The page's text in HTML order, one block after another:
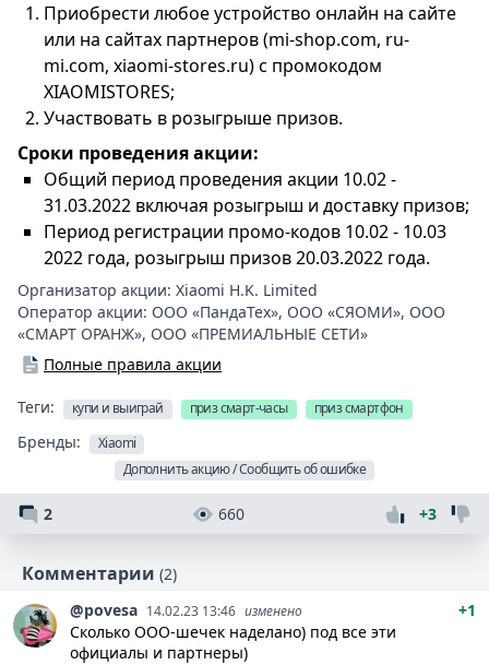
Приобрести любое устройство онлайн на сайте
или на сайтах партнеров (mi-shop.com, ru-
mi.com, xiaomi-stores.ru) с промокодом
XIAOMISTORES;
Участвовать в розыгрыше призов.
Сроки проведения акции:
Общий период проведения акции 10.02 -
31.03.2022 включая розыгрыш и доставку призов;
Период регистрации промо-кодов 10.02 - 10.03
2022 года, розыгрыш призов 20.03.2022 года.
Организатор акции: Xiaomi H.K. Limited
Оператор акции: ООО «ПандаТех», ООО «СЯОМИ», ООО
«СМАРТ ОРАНЖ», ООО «ПРЕМИАЛЬНЫЕ СЕТИ»
Полные правила акции
Теги: купи и выиграй приз смарт-часы приз смартфон
Бренды:
Xiaomi
Дополнить акцию / Сообщить об ошибке
2 660 +3
Комментарии (2)
@povesa 14.02.23 13:46 изменено
+1
Сколько ООО-шечек наделано) под все эти
официалы и партнеры)